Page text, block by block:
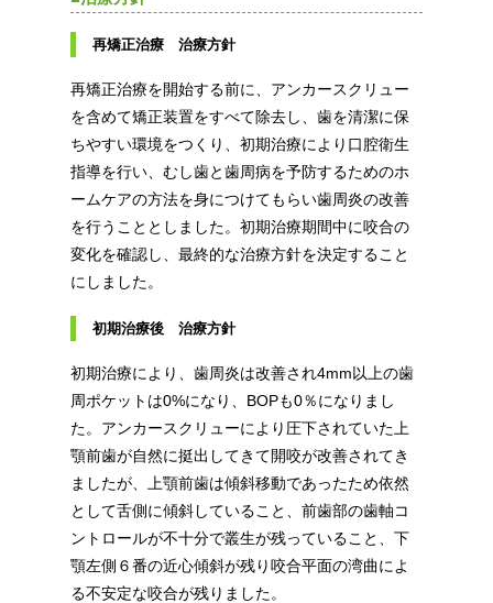
再矯正治療 治療方針
再矯正治療を開始する前に、アンカースクリュー
を含めて矯正装置をすべて除去し、歯を清潔に保
ちやすい環境をつくり、初期治療により口腔衛生
指導を行い、むし歯と歯周病を予防するためのホ
ームケアの方法を身につけてもらい歯周炎の改善
を行うこととしました。初期治療期間中に咬合の
変化を確認し、最終的な治療方針を決定すること
にしました。
初期治療後 治療方針
初期治療により、歯周炎は改善され4mm以上の歯
周ポケットは0%になり、BOPも0％になりまし
た。アンカースクリューにより圧下されていた上
顎前歯が自然に挺出してきて開咬が改善されてき
ましたが、上顎前歯は傾斜移動であったため依然
として舌側に傾斜していること、前歯部の歯軸コ
ントロールが不十分で叢生が残っていること、下
顎左側６番の近心傾斜が残り咬合平面の湾曲によ
る不安定な咬合が残りました。